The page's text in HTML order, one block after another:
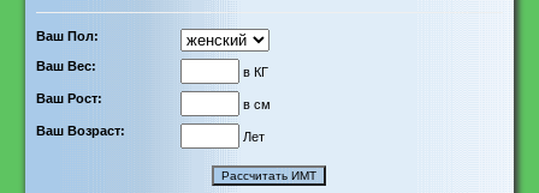
Ваш Пол:
Ваш Вес:
в КГ
Ваш Рост:
в см
Ваш Возраст:
Лет